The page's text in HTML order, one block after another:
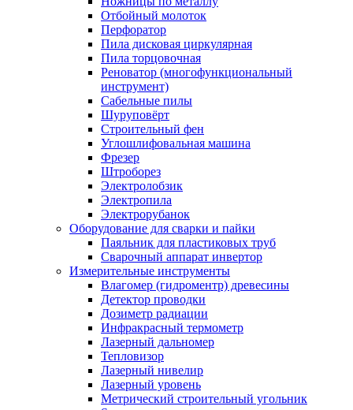
Отбойный молоток
Перфоратор
Пила дисковая циркулярная
Пила торцовочная
Реноватор (многофункциональный
инструмент)
Сабельные пилы
Шуруповёрт
Строительный фен
Углошлифовальная машина
Фрезер
Штроборез
Электролобзик
Электропила
Электрорубанок
Оборудование для сварки и пайки
Паяльник для пластиковых труб
Сварочный аппарат инвертор
Измерительные инструменты
Влагомер (гидроментр) древесины
Детектор проводки
Дозиметр радиации
Инфракрасный термометр
Лазерный дальномер
Тепловизор
Лазерный нивелир
Лазерный уровень
Метрический строительный угольник